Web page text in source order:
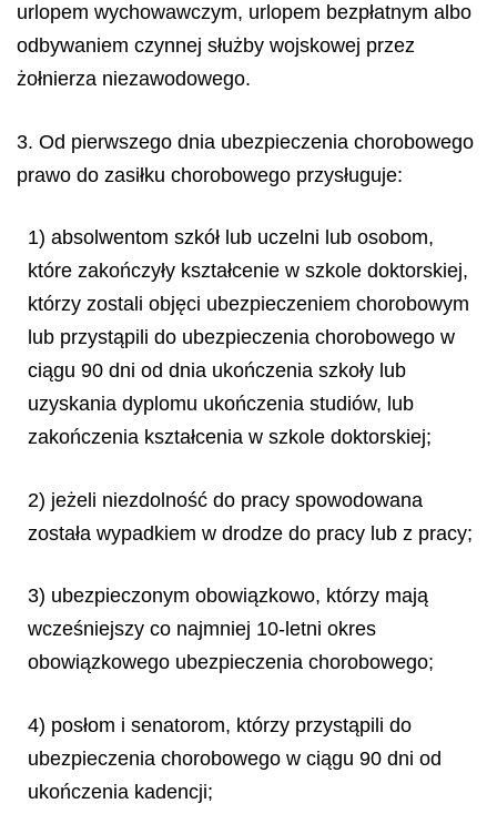
urlopem wychowawczym, urlopem bezpłatnym albo
odbywaniem czynnej służby wojskowej przez
żołnierza niezawodowego.
3. Od pierwszego dnia ubezpieczenia chorobowego
prawo do zasiłku chorobowego przysługuje:
1) absolwentom szkół lub uczelni lub osobom,
które zakończyły kształcenie w szkole doktorskiej,
którzy zostali objęci ubezpieczeniem chorobowym
lub przystąpili do ubezpieczenia chorobowego w
ciągu 90 dni od dnia ukończenia szkoły lub
uzyskania dyplomu ukończenia studiów, lub
zakończenia kształcenia w szkole doktorskiej;
2) jeżeli niezdolność do pracy spowodowana
została wypadkiem w drodze do pracy lub z pracy;
3) ubezpieczonym obowiązkowo, którzy mają
wcześniejszy co najmniej 10-letni okres
obowiązkowego ubezpieczenia chorobowego;
4) posłom i senatorom, którzy przystąpili do
ubezpieczenia chorobowego w ciągu 90 dni od
ukończenia kadencji;